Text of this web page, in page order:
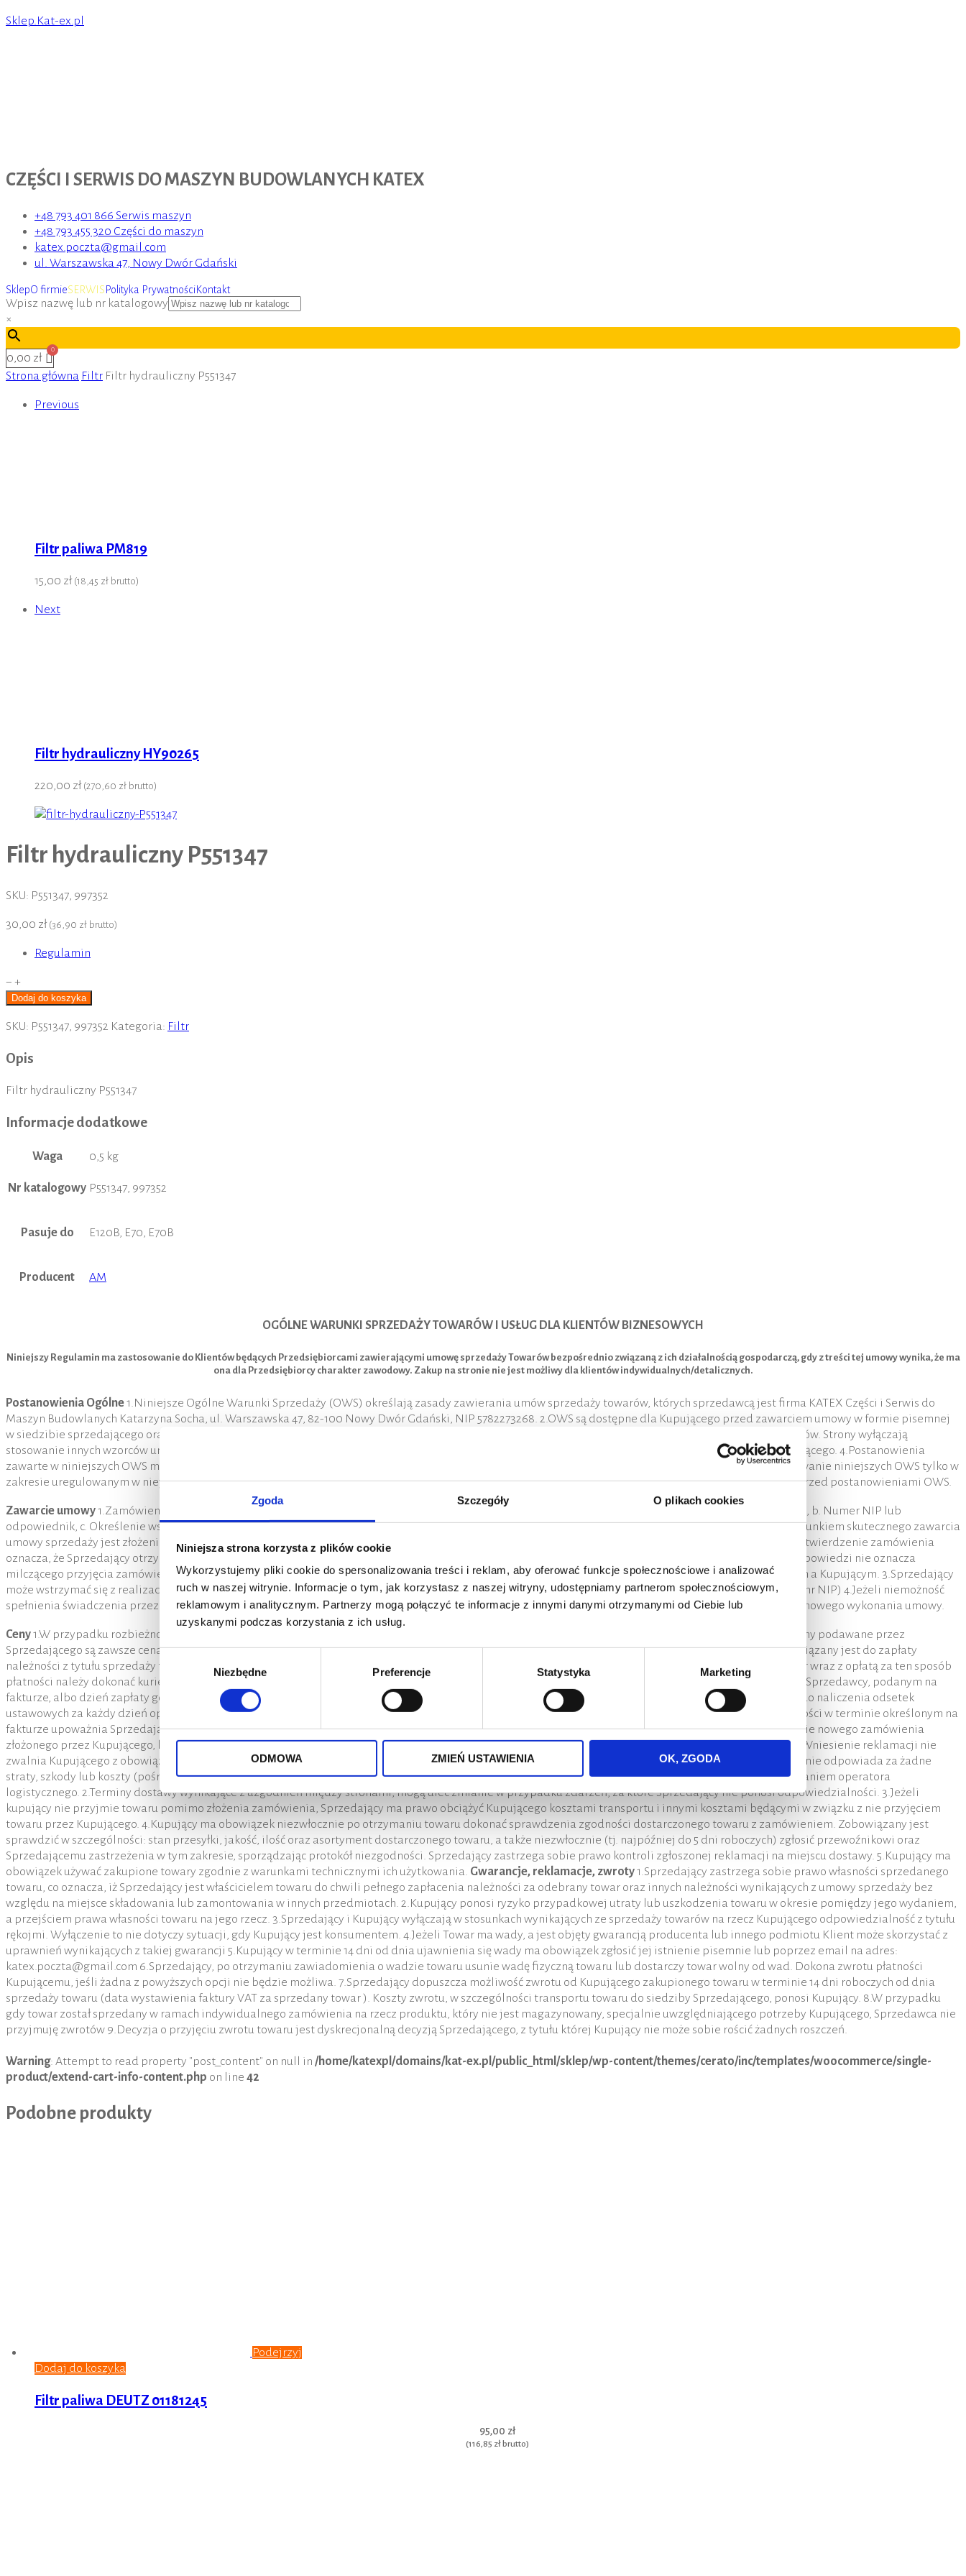
Zgoda Szczegóły O plikach cookies
Niniejsza strona korzysta z plików cookie
Wykorzystujemy pliki cookie do spersonalizowania treści i reklam, aby oferować funkcje społecznościowe i analizować
ruch w naszej witrynie. Informacje o tym, jak korzystasz z naszej witryny, udostępniamy partnerom społecznościowym,
reklamowym i analitycznym. Partnerzy mogą połączyć te informacje z innymi danymi otrzymanymi od Ciebie lub
uzyskanymi podczas korzystania z ich usług.
Wybór
Niezbędne Preferencje Statystyka Marketing
ODMOWA ZMIEŃ USTAWIENIA OK, ZGODA
Sklep.Kat-ex.pl
CZĘŚCI I SERWIS DO MASZYN BUDOWLANYCH KATEX
+48 793 401 866 Serwis maszyn
+48 793 455 320 Części do maszyn
katex.poczta@gmail.com
ul. Warszawska 47, Nowy Dwór Gdański
SklepO firmieSERWIS Polityka PrywatnościKontakt
Wpisz nazwę lub nr katalogowy
×
0,00 zł
Strona główna Filtr Filtr hydrauliczny P551347
Previous
Filtr paliwa PM819
15,00 zł (18,45 zł brutto)
Next
Filtr hydrauliczny HY90265
220,00 zł (270,60 zł brutto)
Filtr hydrauliczny P551347
SKU: P551347, 997352
30,00 zł (36,90 zł brutto)
Regulamin
− ilość
Filtr
P551347
+
Dodaj do koszyka
SKU: P551347, 997352 Kategoria: Filtr
Opis
Filtr hydrauliczny P551347
Informacje dodatkowe
Waga 0,5 kg
Nr katalogowy P551347, 997352
Pasuje do E120B, E70, E70B
Producent AM
OGÓLNE WARUNKI SPRZEDAŻY TOWARÓW I USŁUG DLA KLIENTÓW BIZNESOWYCH
Niniejszy Regulamin ma zastosowanie do Klientów będących Przedsiębiorcami zawierającymi umowę sprzedaży Towarów bezpośrednio związaną z ich działalnością gospodarczą, gdy z treści tej umowy wynika, że ma
ona dla Przedsiębiorcy charakter zawodowy. Zakup na stronie nie jest możliwy dla klientów indywidualnych/detalicznych.
Postanowienia Ogólne1.Niniejsze Ogólne Warunki Sprzedaży (OWS) określają zasady zawierania umów sprzedaży towarów, których sprzedawcą jest firma KATEX Części i Serwis do
Maszyn Budowlanych Katarzyna Socha, ul. Warszawska 47, 82-100 Nowy Dwór Gdański, NIP 5782273268. 2.OWS są dostępne dla Kupującego przed zawarciem umowy w formie pisemnej
w siedzibie sprzedającego oraz na stronie www.sklep.kat-ex.pl 3. Niniejsze OWS są uregulowaniem umownym wiążącym strony w zakresie sprzedaży towarów. Strony wyłączają
stosowanie innych wzorców umownych (ogólne warunki umowy, warunki sprzedaży, wzory umowy, regulaminy itp.) stosowanych czy ustalonych przez Kupującego. 4.Postanowienia
zawarte w niniejszych OWS mogą być zmienione jedynie w formie pisemnej pod rygorem nieważności. Zawarcie odrębnej umowy sprzedaży wyłącza stosowanie niniejszych OWS tylko w
zakresie uregulowanym w niej w sposób odmienny. 5.Odmienne ustalenia pomiędzy stronami uzgodnione i potwierdzone na piśmie mają pierwszeństwo przed postanowieniami OWS.
Zawarcie umowy1.Zamówienie Kupującego powinno zawierać następujące dane: a. Nazwę Klienta Biznesowego – wraz ze wskazaniem dokładnego adresu, b. Numer NIP lub
odpowiednik, c. Określenie wskazanego towaru nazwą handlową, d. Ilość zamówionego towaru, e. Termin, miejsce i warunki dostawy/odbioru towaru. 2.Warunkiem skutecznego zawarcia
umowy sprzedaży jest złożenie zamówienia przez Kupującego oraz pisemne potwierdzenie zamówienia przez Sprzedającego w formie e-mail. Pisemne potwierdzenie zamówienia
oznacza, że Sprzedający otrzymał zamówienie oraz przyjął je do realizacji. Złożenie zamówienia przez Kupującego nie wiąże Sprzedającego, a brak jego odpowiedzi nie oznacza
milczącego przyjęcia zamówienia. Składając zamówienie Kupujący wyraża zgodę na obowiązywanie niniejszych OWS w stosunkach pomiędzy Sprzedającym a Kupującym. 3.Sprzedający
może wstrzymać się z realizacją sprzedaży w przypadku powzięcia wątpliwości odnośnie prawdziwości danych zawartych w dokumentach (np. sfałszowany nr NIP) 4.Jeżeli niemożność
spełnienia świadczenia przez Sprzedawcę nastąpiła wskutek siły wyższej, Kupującemu nie przysługuje żadne roszczenie z tytułu niewykonania lub nieterminowego wykonania umowy.
Ceny1.W przypadku rozbieżności pomiędzy sprzedającym, a kupującym dotyczących ceny towaru, ceną towaru jest cena wynikająca z faktury proforma. 2.Ceny podawane przez
Sprzedającego są zawsze cenami netto, do których zostanie doliczony podatek VAT obowiązujących w dniu wystawienia faktury.Płatności1.Kupujący zobowiązany jest do zapłaty
należności z tytułu sprzedaży towaru w terminie wskazanym na fakturze. 2.W przypadku wyboru formy płatności „Za pobraniem” zapłaty za zakupiony Towar wraz z opłatą za ten sposób
płatności należy dokonać kurierowi przy wydaniu Towaru Przedsiębiorcy. 3.Za dzień zapłaty uznaje się dzień zaksięgowania wpłaty na rachunku bankowym Sprzedawcy, podanym na
fakturze, albo dzień zapłaty gotówką. 4.W przypadku nieuregulowania płatności przez Kupującego w wyznaczonym terminie, Sprzedający jest uprawniony do naliczenia odsetek
ustawowych za każdy dzień opóźnienia, a także żądania przedpłaty na towary z przyjętych już do realizacji kolejnych zamówień. 5.Nieuregulowanie należności w terminie określonym na
fakturze upoważnia Sprzedającego do przerwania dostaw towarów i wstrzymania realizacji już przyjętych zamówień. Sprzedający może uzależnić wykonanie nowego zamówienia
złożonego przez Kupującego, który zalega z płatnościami lub opłaca faktury nieterminowo od wpłaty zaliczki na poczet nowego zamówienia Kupującego. 6.Wniesienie reklamacji nie
zwalnia Kupującego z obowiązku dokonania płatności za towar w ustalonym terminie.Odpowiedzialność, termin realizacji, dostawa towaru
1.Sprzedający nie odpowiada za żadne
straty, szkody lub koszty (pośrednie lub bezpośrednie) wynikające z roszczeń Kupującego z tytułu błędów w dostawie lub jej opóźnień, spowodowane działaniem operatora
logistycznego. 2.Terminy dostawy wynikające z uzgodnień między stronami, mogą ulec zmianie w przypadku zdarzeń, za które Sprzedający nie ponosi odpowiedzialności. 3.Jeżeli
kupujący nie przyjmie towaru pomimo złożenia zamówienia, Sprzedający ma prawo obciążyć Kupującego kosztami transportu i innymi kosztami będącymi w związku z nie przyjęciem
towaru przez Kupującego. 4.Kupujący ma obowiązek niezwłocznie po otrzymaniu towaru dokonać sprawdzenia zgodności dostarczonego towaru z zamówieniem. Zobowiązany jest
sprawdzić w szczególności: stan przesyłki, jakość, ilość oraz asortyment dostarczonego towaru, a także niezwłocznie (tj. najpóźniej do 5 dni roboczych) zgłosić przewoźnikowi oraz
Sprzedającemu zastrzeżenia w tym zakresie, sporządzając protokół niezgodności. Sprzedający zastrzega sobie prawo kontroli zgłoszonej reklamacji na miejscu dostawy. 5.Kupujący ma
obowiązek używać zakupione towary zgodnie z warunkami technicznymi ich użytkowania. Gwarancje, reklamacje, zwroty1.Sprzedający zastrzega sobie prawo własności sprzedanego
towaru, co oznacza, iż Sprzedający jest właścicielem towaru do chwili pełnego zapłacenia należności za odebrany towar oraz innych należności wynikających z umowy sprzedaży bez
względu na miejsce składowania lub zamontowania w innych przedmiotach. 2.Kupujący ponosi ryzyko przypadkowej utraty lub uszkodzenia towaru w okresie pomiędzy jego wydaniem,
a przejściem prawa własności towaru na jego rzecz. 3.Sprzedający i Kupujący wyłączają w stosunkach wynikających ze sprzedaży towarów na rzecz Kupującego odpowiedzialność z tytułu
rękojmi. Wyłączenie to nie dotyczy sytuacji, gdy Kupujący jest konsumentem. 4.Jeżeli Towar ma wady, a jest objęty gwarancją producenta lub innego podmiotu Klient może skorzystać z
uprawnień wynikających z takiej gwarancji 5.Kupujący w terminie 14 dni od dnia ujawnienia się wady ma obowiązek zgłosić jej istnienie pisemnie lub poprzez email na adres:
katex.poczta@gmail.com 6.Sprzedający, po otrzymaniu zawiadomienia o wadzie towaru usunie wadę fizyczną towaru lub dostarczy towar wolny od wad. Dokona zwrotu płatności
Kupującemu, jeśli żadna z powyższych opcji nie będzie możliwa. 7.Sprzedający dopuszcza możliwość zwrotu od Kupującego zakupionego towaru w terminie 14 dni roboczych od dnia
sprzedaży towaru (data wystawienia faktury VAT za sprzedany towar ). Koszty zwrotu, w szczególności transportu towaru do siedziby Sprzedającego, ponosi Kupujący. 8.W przypadku
gdy towar został sprzedany w ramach indywidualnego zamówienia na rzecz produktu, który nie jest magazynowany, specjalnie uwzględniającego potrzeby Kupującego, Sprzedawca nie
przyjmuję zwrotów 9.Decyzja o przyjęciu zwrotu towaru jest dyskrecjonalną decyzją Sprzedającego, z tytułu której Kupujący nie może sobie rościć żadnych roszczeń.
Warning: Attempt to read property "post_content" on null in /home/katexpl/domains/kat-ex.pl/public_html/sklep/wp-content/themes/cerato/inc/templates/woocommerce/single-
product/extend-cart-info-content.php on line 42
Podobne produkty
Podejrzyj
Dodaj do koszyka
Filtr paliwa DEUTZ 01181245
95,00 zł
(116,85 zł brutto)